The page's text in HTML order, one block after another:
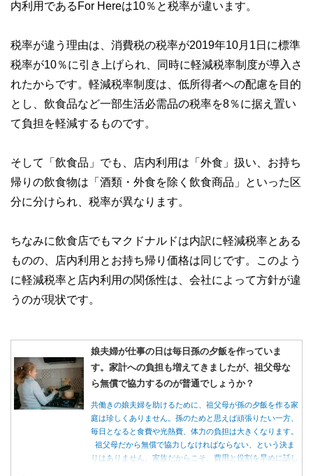
内利用であるFor Hereは10％と税率が違います。
税率が違う理由は、消費税の税率が2019年10月1日に標準
税率が10％に引き上げられ、同時に軽減税率制度が導入さ
れたからです。軽減税率制度は、低所得者への配慮を目的
とし、飲食品など一部生活必需品の税率を8％に据え置い
て負担を軽減するものです。
そして「飲食品」でも、店内利用は「外食」扱い、お持ち
帰りの飲食物は「酒類・外食を除く飲食商品」といった区
分に分けられ、税率が異なります。
ちなみに飲食店でもマクドナルドは内訳に軽減税率とある
ものの、店内利用とお持ち帰り価格は同じです。このよう
に軽減税率と店内利用の関係性は、会社によって方針が違
うのが現状です。
娘夫婦が仕事の日は毎日孫の夕飯を作っていま
す。家計への負担も増えてきましたが、祖父母な
ら無償で協力するのが普通でしょうか？
共働きの娘夫婦を助けるために、祖父母が孫の夕飯を作る家
庭は珍しくありません。孫のためと思えば頑張りたい一方、
毎日となると食費や光熱費、体力の負担は大きくなります。
祖父母だから無償で協力しなければならない、という決ま
りはありません。家族だからこそ、費用と役割を早めに話し